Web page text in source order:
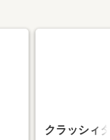
クラッシィ